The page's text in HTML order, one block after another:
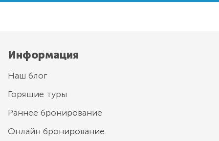
Информация
Наш блог
Горящие туры
Раннее бронирование
Онлайн бронирование